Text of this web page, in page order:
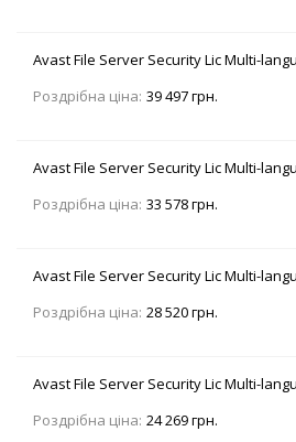
Avast File Server Security Lic Multi-
Роздрібна ціна: 39 497 грн.
Avast File Server Security Lic Multi-
Роздрібна ціна: 33 578 грн.
Avast File Server Security Lic Multi-
Роздрібна ціна: 28 520 грн.
Avast File Server Security Lic Multi-
Роздрібна ціна: 24 269 грн.